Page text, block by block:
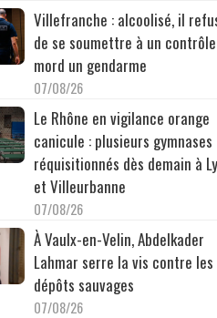
Villefranche : alcoolisé, il
de se soumettre à un
mord un gendarme
07/08/26
Le Rhône en vigilance orange
canicule : plusieurs gymnases
réquisitionnés dès demain à
et Villeurbanne
07/08/26
À Vaulx-en-Velin, Abdelkader
Lahmar serre la vis contre les
dépôts sauvages
07/08/26